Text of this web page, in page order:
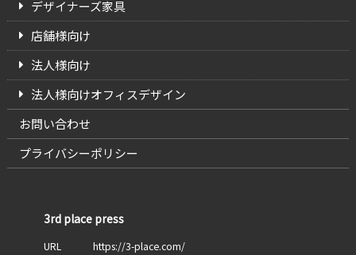
デザイナーズ家具
店舗様向け
法人様向け
法人様向けオフィスデザイン
お問い合わせ
プライバシーポリシー
3rd place press
URL https://3-place.com/